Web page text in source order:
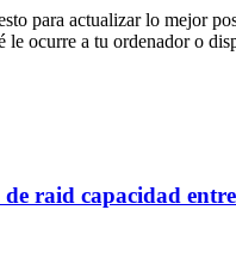
para actualizar lo mejor
ocurre a tu ordenador o
raid capacidad